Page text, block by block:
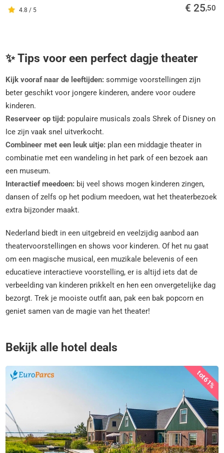
4.8 / 5 € 25,50
✨ Tips voor een perfect dagje theater
Kijk vooraf naar de leeftijden:sommige voorstellingen zijn
beter geschikt voor jongere kinderen, andere voor oudere
kinderen.
Reserveer op tijd: populaire musicals zoals Shrek of Disney on
Ice zijn vaak snel uitverkocht.
Combineer met een leuk uitje: plan een middagje theater in
combinatie met een wandeling in het park of een bezoek aan
een museum.
Interactief meedoen: bij veel shows mogen kinderen zingen,
dansen of zelfs op het podium meedoen, wat het theaterbezoek
extra bijzonder maakt.
Nederland biedt in een uitgebreid en veelzijdig aanbod aan
theatervoorstellingen en shows voor kinderen. Of het nu gaat
om een magische musical, een muzikale belevenis of een
educatieve interactieve voorstelling, er is altijd iets dat de
verbeelding van kinderen prikkelt en hen een onvergetelijke dag
bezorgt. Trek je mooiste outfit aan, pak een bak popcorn en
geniet samen van de magie van het theater!
Bekijk alle hotel deals
tot
61%